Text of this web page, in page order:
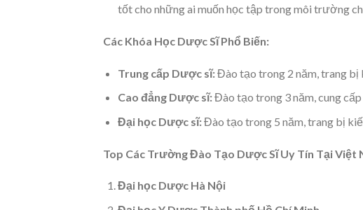
tốt cho những ai muốn học tập trong môi trường
Các Khóa Học Dược Sĩ Phổ Biến:
Trung cấp Dược sĩ:Đào tạo trong 2 năm, trang bị
Cao đẳng Dược sĩ:Đào tạo trong 3 năm, cung
Đại học Dược sĩ:Đào tạo trong 5 năm, trang bị
Top Các Trường Đào Tạo Dược Sĩ Uy Tín Tại Việt
Đại học Dược Hà Nội